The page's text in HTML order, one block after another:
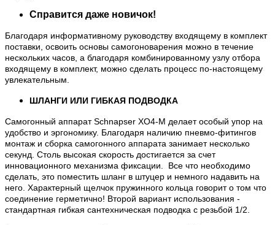
Справится даже новичок!
Благодаря информативному руководству входящему в комплект
поставки, освоить основы самогоноварения можно в течение
нескольких часов, а благодаря комбинированному узлу отбора
входящему в комплект, можно сделать процесс по-настоящему
увлекательным.
ШЛАНГИ ИЛИ ГИБКАЯ ПОДВОДКА
Самогонный аппарат Schnapser XO4-M делает особый упор на
удобство и эргономику. Благодаря наличию пневмо-фитингов
монтаж и сборка самогонного аппарата занимает несколько
секунд. Столь высокая скорость достигается за счет
инновационного механизма фиксации. Все что необходимо
сделать, это поместить шланг в штуцер и немного надавить на
него. Характерный щелчок пружинного кольца говорит о том что
соединение герметично! Второй вариант использования -
стандартная гибкая сантехническая подводка с резьбой 1/2.